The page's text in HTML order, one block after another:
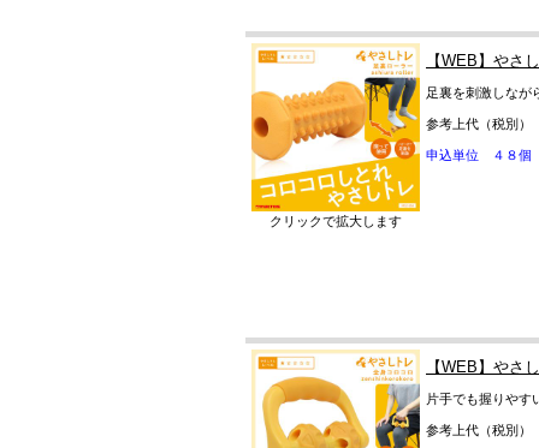
クリックで拡大します
【WEB】や
足裏を刺激しなが
参考上代（税別）
申込単位 ４８個
【WEB】や
片手でも握りやす
参考上代（税別）